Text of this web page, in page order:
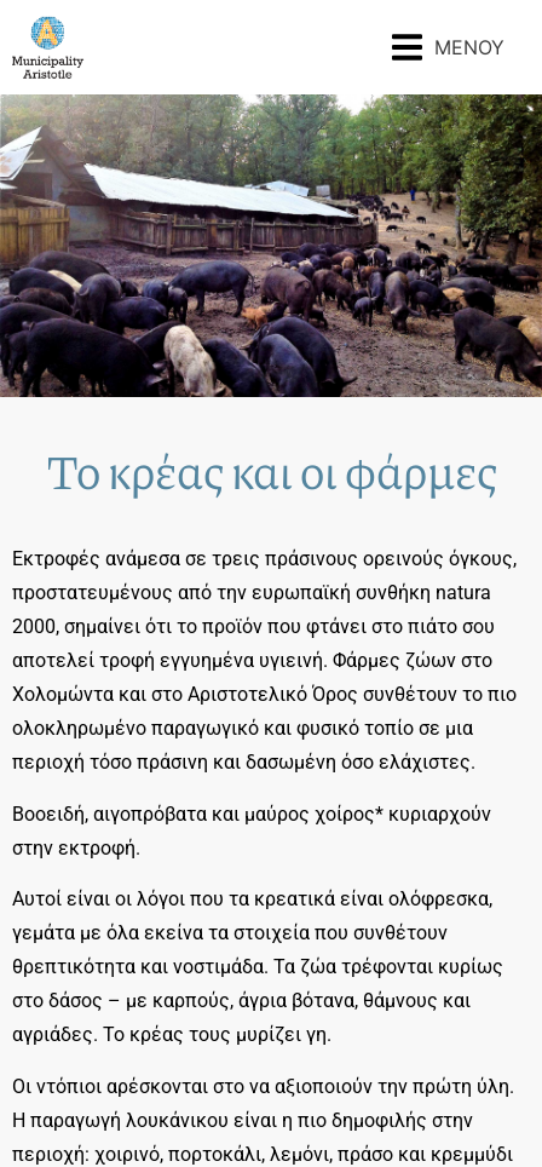
ΜΕΝΟΥ
Το κρέας και οι φάρμες
Εκτροφές ανάμεσα σε τρεις πράσινους ορεινούς όγκους,
προστατευμένους από την ευρωπαϊκή συνθήκη natura
2000, σημαίνει ότι το προϊόν που φτάνει στο πιάτο σου
αποτελεί τροφή εγγυημένα υγιεινή. Φάρμες ζώων στο
Χολομώντα και στο Αριστοτελικό Όρος συνθέτουν το πιο
ολοκληρωμένο παραγωγικό και φυσικό τοπίο σε μια
περιοχή τόσο πράσινη και δασωμένη όσο ελάχιστες.
Βοοειδή, αιγοπρόβατα και μαύρος χοίρος* κυριαρχούν
στην εκτροφή.
Αυτοί είναι οι λόγοι που τα κρεατικά είναι ολόφρεσκα,
γεμάτα με όλα εκείνα τα στοιχεία που συνθέτουν
θρεπτικότητα και νοστιμάδα. Τα ζώα τρέφονται κυρίως
στο δάσος – με καρπούς, άγρια βότανα, θάμνους και
αγριάδες. Το κρέας τους μυρίζει γη.
Οι ντόπιοι αρέσκονται στο να αξιοποιούν την πρώτη ύλη.
Η παραγωγή λουκάνικου είναι η πιο δημοφιλής στην
περιοχή: χοιρινό, πορτοκάλι, λεμόνι, πράσο και κρεμμύδι